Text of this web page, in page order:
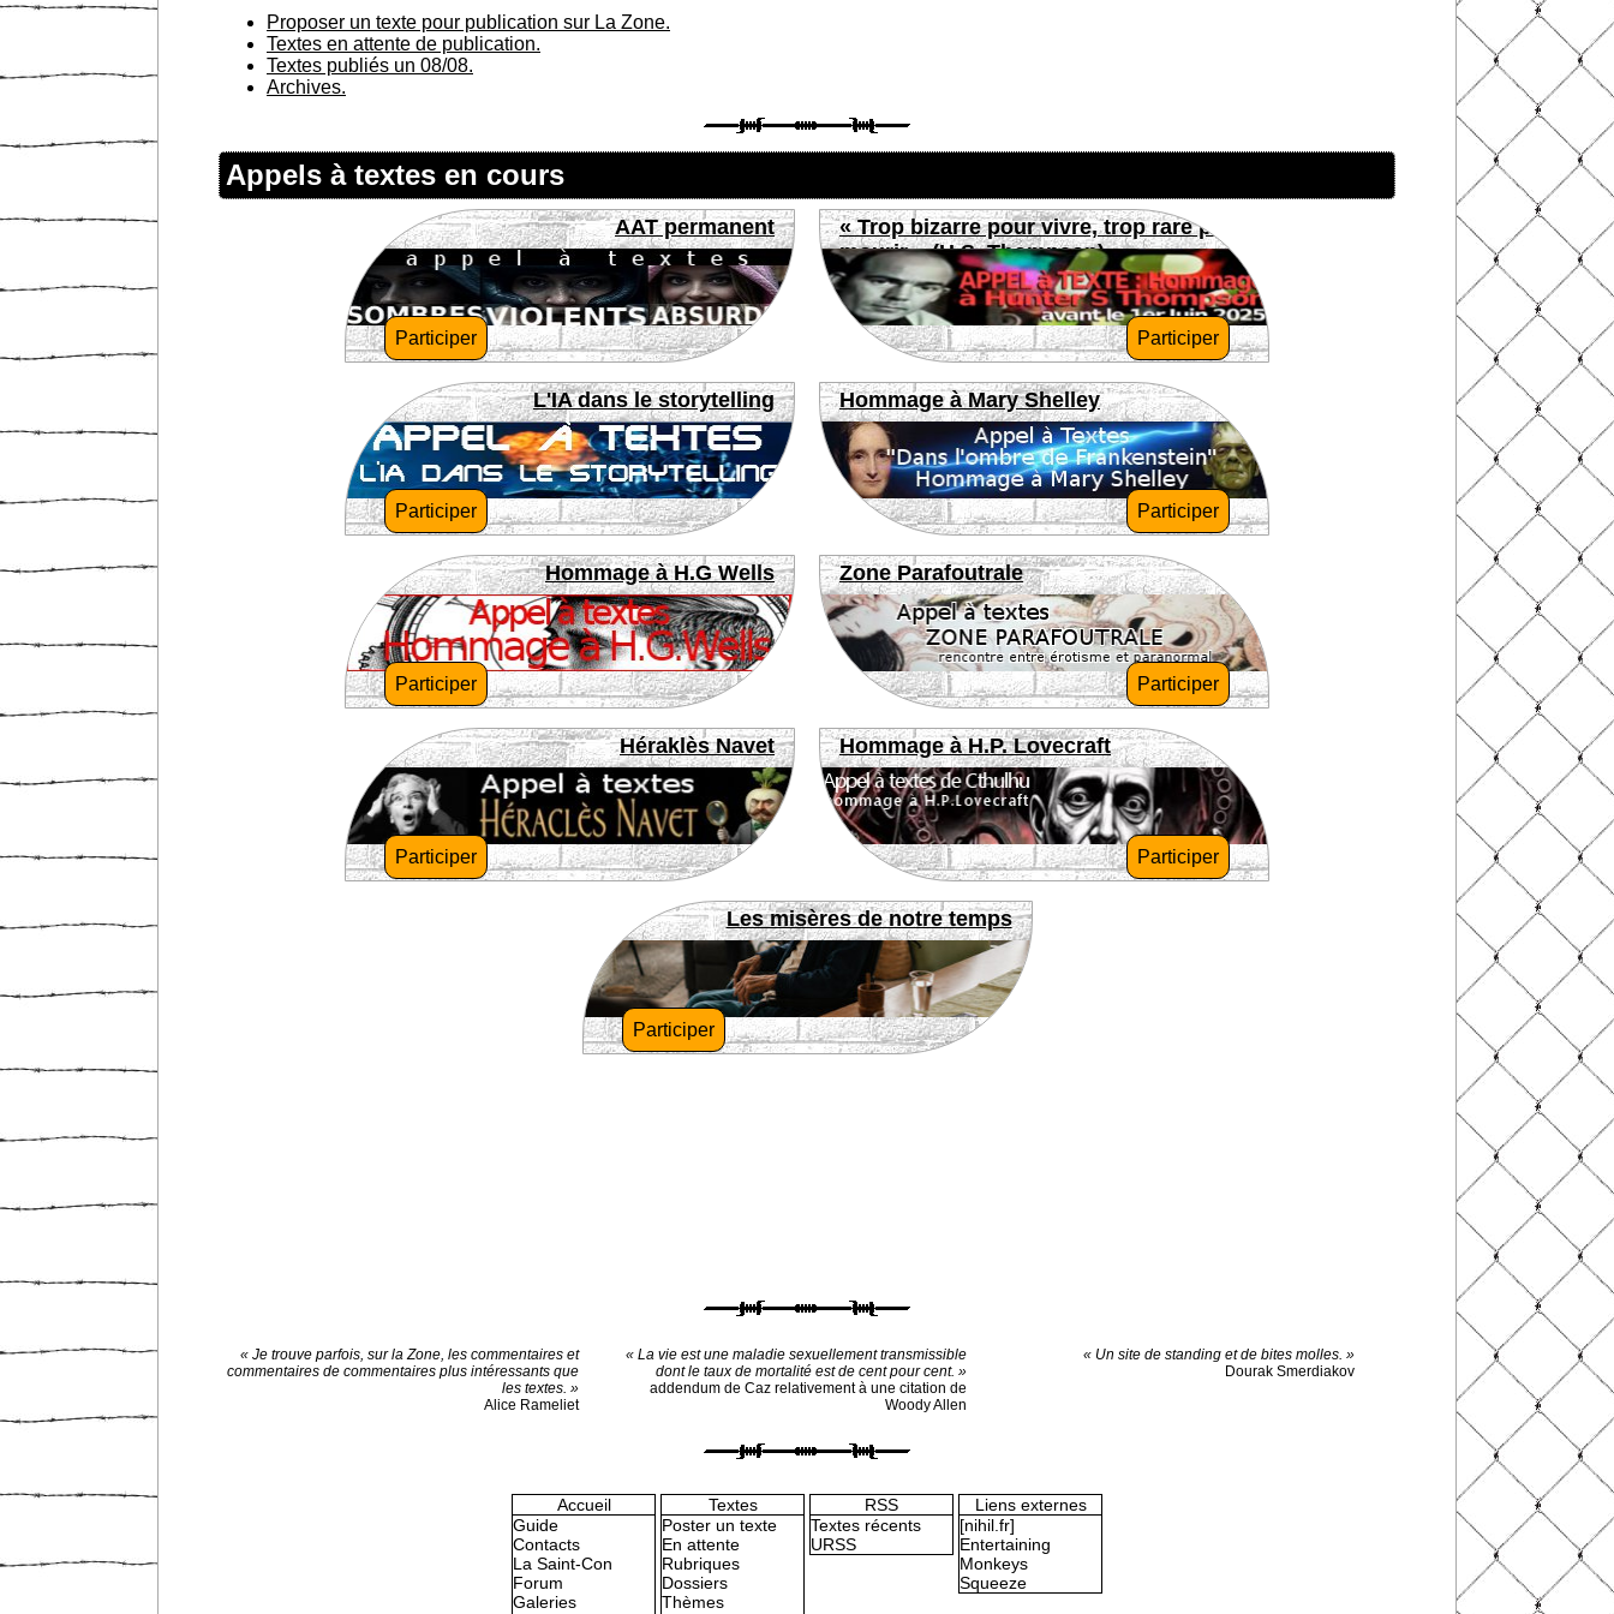
Proposer un texte pour publication sur La Zone.
Textes en attente de publication.
Textes publiés un 08/08.
Archives.
Appels à textes en cours
AAT permanent
Participer
« Trop bizarre pour vivre, trop rare pour
mourir » (H.S. Thompson)
Participer
L'IA dans le storytelling
Participer
Hommage à Mary Shelley
Participer
Hommage à H.G Wells
Participer
Zone Parafoutrale
Participer
Héraklès Navet
Participer
Hommage à H.P. Lovecraft
Participer
Les misères de notre temps
Participer
« Je trouve parfois, sur la Zone, les commentaires et
commentaires de commentaires plus intéressants que
les textes. »
Alice Rameliet
« La vie est une maladie sexuellement transmissible
dont le taux de mortalité est de cent pour cent. »
addendum de Caz relativement à une citation de
Woody Allen
« Un site de standing et de bites molles. »
Dourak Smerdiakov
Accueil
Guide
Contacts
La Saint-Con
Forum
Galeries
Textes
Poster un texte
En attente
Rubriques
Dossiers
Thèmes
RSS
Textes récents
URSS
Liens externes
[nihil.fr]
Entertaining
Monkeys
Squeeze